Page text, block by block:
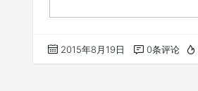
2015年8月19日 0条评论